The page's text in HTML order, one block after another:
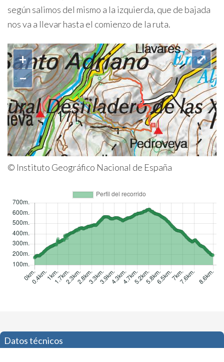
según salimos del mismo a la izquierda, que de bajada
nos va a llevar hasta el comienzo de la ruta.
+
−
⤢
© Instituto Geográfico Nacional de España
Datos técnicos